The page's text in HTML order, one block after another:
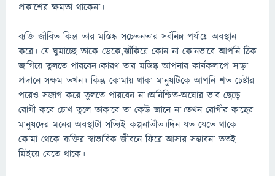
প্রকাশের ক্ষমতা থাকেনা।
ব্যক্তি জীবিত কিন্তু তার মস্তিষ্ক সচেতনতার সর্বনিম্ন পর্যায়ে অবস্থান
করে। যে ঘুমাচ্ছে তাকে ডেকে,ঝাঁকিয়ে কোন না কোনভাবে আপনি ঠিক
জাগিয়ে তুলতে পারবেন।কারণ তার মস্তিষ্ক আপনার কার্যকলাপে সাড়া
প্রদানে সক্ষম তখন। কিন্তু কোমায় থাকা মানুষটিকে আপনি শত চেষ্টার
পরেও সজাগ করে তুলতে পারবেন না।অনিশ্চিত-অঘোর ভাব ছেড়ে
রোগী কবে চোখ তুলে তাকাবে তা কেউ জানে না।তখন রোগীর কাছের
মানুষদের মনের অবস্থাটা সত্যিই কল্পনাতীত।দিন যত যেতে থাকে
কোমা থেকে ব্যক্তির স্বাভাবিক জীবনে ফিরে আসার সম্ভাবনা ততই
মিইয়ে যেতে থাকে।